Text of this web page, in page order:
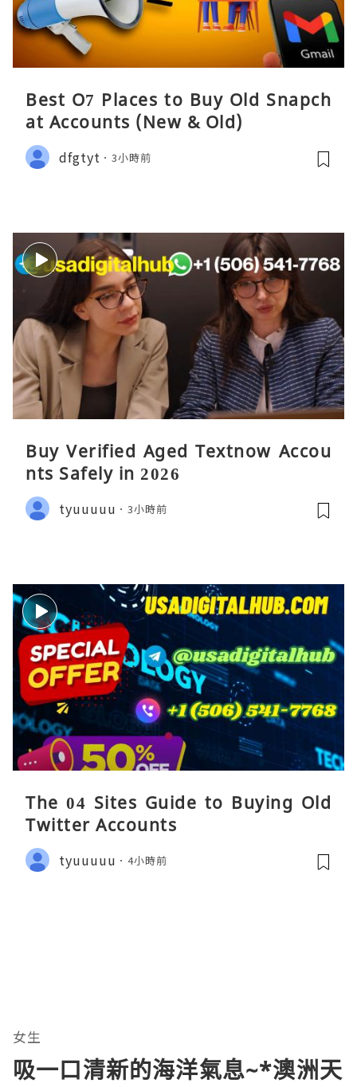
Best O7 Places to Buy Old Snapch
at Accounts (New & Old)
dfgtyt 3小時前
Buy Verified Aged Textnow Accou
nts Safely in 2026
tyuuuuu 3小時前
The 04 Sites Guide to Buying Old
Twitter Accounts
tyuuuuu 4小時前
女生
吸一口清新的海洋氣息~*澳洲天